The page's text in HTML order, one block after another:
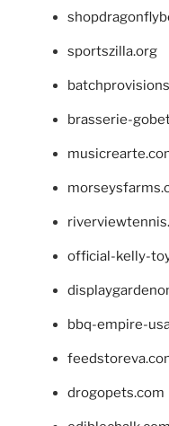
sportszilla.org
brasserie-
official-kelly-
bbq-empire-
drogopets.com